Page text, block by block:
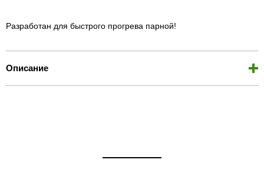
Разработан для быстрого прогрева парной!
Описание